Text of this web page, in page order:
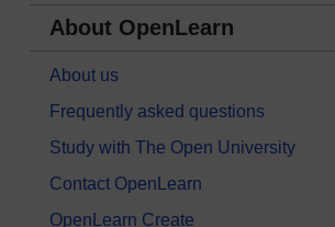
About OpenLearn
About us
Frequently asked questions
Study with The Open University
Contact OpenLearn
OpenLearn Create